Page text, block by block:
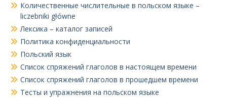
Количественные числительные в польском языке –
liczebniki główne
Лексика – каталог записей
Политика конфиденциальности
Польский язык
Список спряжений глаголов в настоящем времени
Список спряжений глаголов в прошедшем времени
Тесты и упражнения на польском языке